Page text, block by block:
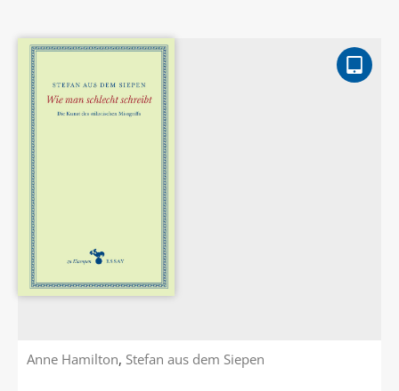
Anne Hamilton, Stefan aus dem Siepen